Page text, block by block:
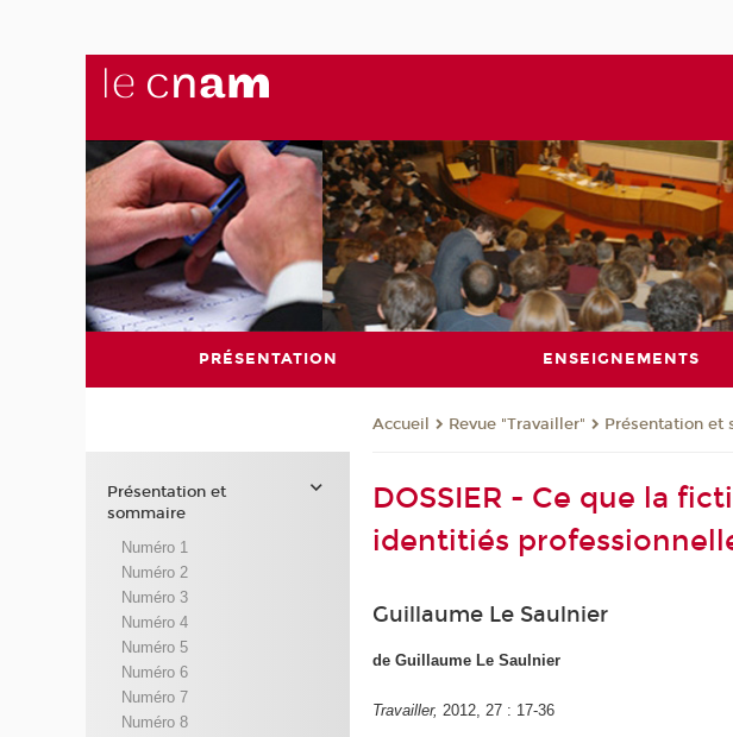
PRÉSENTATION ENSEIGNEMENTS
Accueil Revue "Travailler" Présentation et
DOSSIER - Ce que la
identitiés
Guillaume Le Saulnier
de Guillaume Le Saulnier
Travailler, 2012, 27 : 17-36
Présentation et
sommaire
Numéro 1
Numéro 2
Numéro 3
Numéro 4
Numéro 5
Numéro 6
Numéro 7
Numéro 8